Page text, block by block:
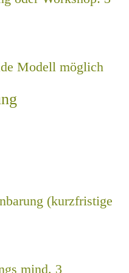
Modell möglich
(kurzfristige
mind. 3